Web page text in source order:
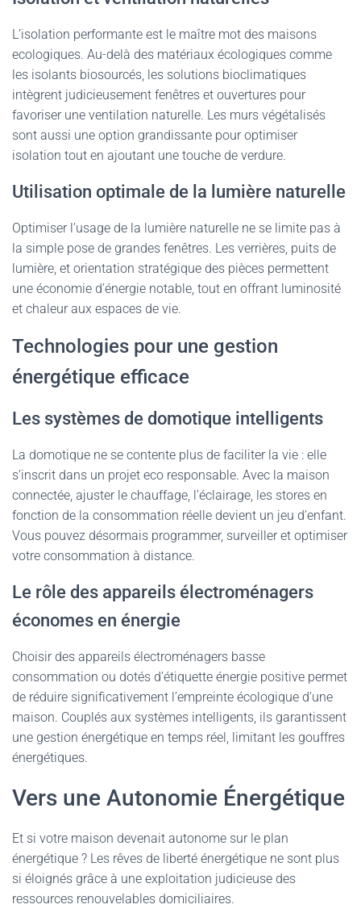
L’isolation performante est le maître mot des maisons
ecologiques. Au-delà des matériaux écologiques comme
les isolants biosourcés, les solutions bioclimatiques
intègrent judicieusement fenêtres et ouvertures pour
favoriser une ventilation naturelle. Les murs végétalisés
sont aussi une option grandissante pour optimiser
isolation tout en ajoutant une touche de verdure.
Utilisation optimale de la lumière naturelle
Optimiser l’usage de la lumière naturelle ne se limite pas à
la simple pose de grandes fenêtres. Les verrières, puits de
lumière, et orientation stratégique des pièces permettent
une économie d’énergie notable, tout en offrant luminosité
et chaleur aux espaces de vie.
Technologies pour une gestion
énergétique efficace
Les systèmes de domotique intelligents
La domotique ne se contente plus de faciliter la vie : elle
s’inscrit dans un projet eco responsable. Avec la maison
connectée, ajuster le chauffage, l’éclairage, les stores en
fonction de la consommation réelle devient un jeu d’enfant.
Vous pouvez désormais programmer, surveiller et optimiser
votre consommation à distance.
Le rôle des appareils électroménagers
économes en énergie
Choisir des appareils électroménagers basse
consommation ou dotés d’étiquette énergie positive permet
de réduire significativement l’empreinte écologique d’une
maison. Couplés aux systèmes intelligents, ils garantissent
une gestion énergétique en temps réel, limitant les gouffres
énergétiques.
Vers une Autonomie Énergétique
Et si votre maison devenait autonome sur le plan
énergétique ? Les rêves de liberté énergétique ne sont plus
si éloignés grâce à une exploitation judicieuse des
ressources renouvelables domiciliaires.